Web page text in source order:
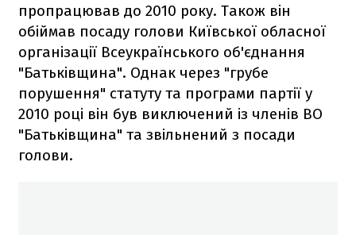
пропрацював до 2010 року. Також він
обіймав посаду голови Київської обласної
організації Всеукраїнського об'єднання
"Батьківщина". Однак через "грубе
порушення" статуту та програми партії у
2010 році він був виключений із членів ВО
"Батьківщина" та звільнений з посади
голови.